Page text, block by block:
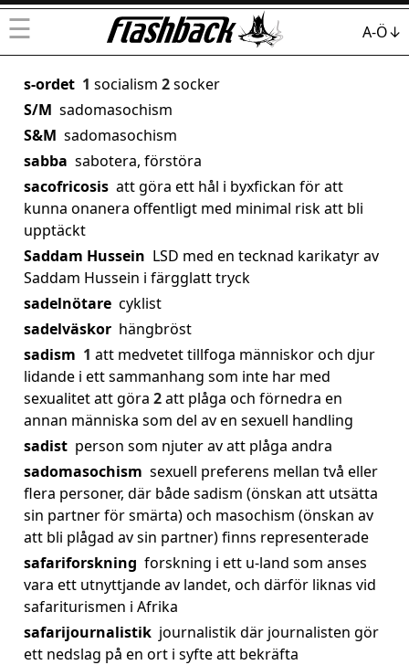
☰ A-Ö↓
s-ordet 1 socialism 2socker
S/M sadomasochism
S&M sadomasochism
sabba sabotera, förstöra
sacofricosis att göra ett hål i byxfickan för att
kunna onanera offentligt med minimal risk att bli
upptäckt
Saddam Hussein LSD med en tecknad karikatyr av
Saddam Hussein i färgglatt tryck
sadelnötare cyklist
sadelväskor hängbröst
sadism 1 att medvetet tillfoga människor och djur
lidande i ett sammanhang som inte har med
sexualitet att göra 2att plåga och förnedra en
annan människa som del av en sexuell handling
sadist person som njuter av att plåga andra
sadomasochism sexuell preferens mellan två eller
flera personer, där både sadism (önskan att utsätta
sin partner för smärta) och masochism (önskan av
att bli plågad av sin partner) finns representerade
safariforskning forskning i ett u-land som anses
vara ett utnyttjande av landet, och därför liknas vid
safariturismen i Afrika
safarijournalistik journalistik där journalisten gör
ett nedslag på en ort i syfte att bekräfta